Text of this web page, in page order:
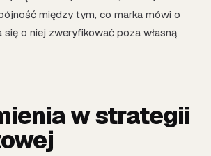
między tym, co marka mówi o
się o niej zweryfikować poza własną
w strategii